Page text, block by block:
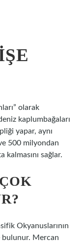
olarak
kaplumbağaları
yapar, aynı
500 milyondan
kalmasını sağlar.
Okyanuslarının
bulunur. Mercan